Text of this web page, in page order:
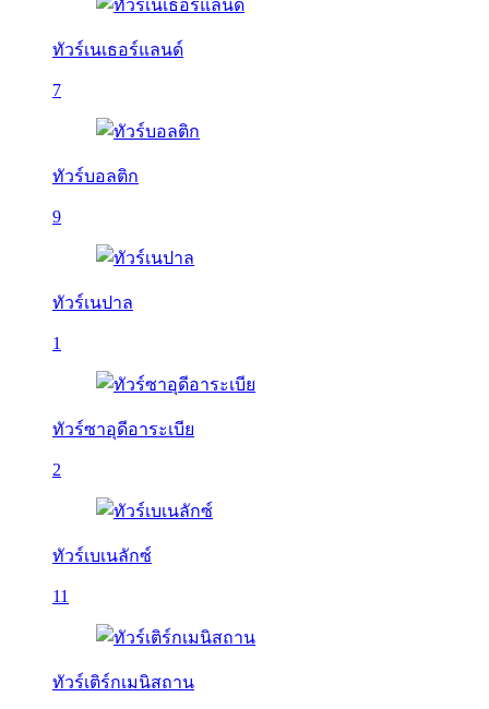
ทัวร์เนเธอร์แลนด์
7
ทัวร์บอลติก
9
ทัวร์เนปาล
1
ทัวร์ซาอุดีอาระเบีย
2
ทัวร์เบเนลักซ์
11
ทัวร์เติร์กเมนิสถาน